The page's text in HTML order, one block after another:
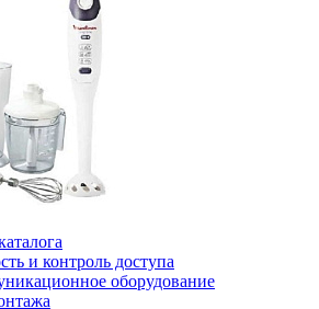
и контроль доступа
оборудование